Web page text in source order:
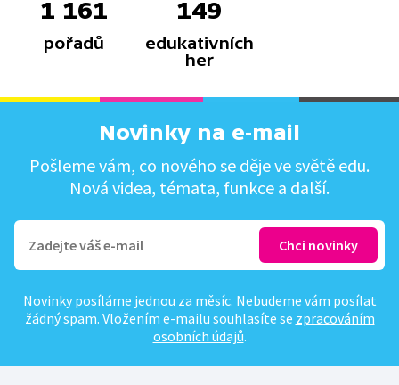
1 161
pořadů
149
edukativních
her
Novinky na e-mail
Pošleme vám, co nového se děje ve světě edu.
Nová videa, témata, funkce a další.
Novinky posíláme jednou za měsíc. Nebudeme vám posílat
žádný spam. Vložením e-mailu souhlasíte se zpracováním
osobních údajů.